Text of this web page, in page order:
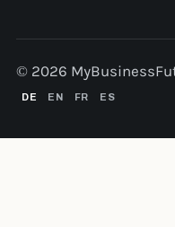
© 2026
DE EN FR ES